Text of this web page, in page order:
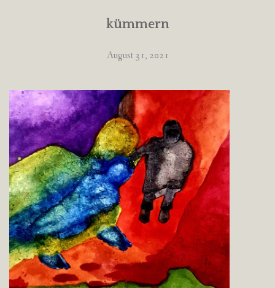
kümmern
August 31, 2021